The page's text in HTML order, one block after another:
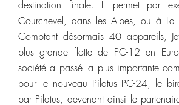
destination finale. Il permet par
Courchevel, dans les Alpes, ou à La
Comptant désormais 40 appareils,
plus grande flotte de PC-12 en
société a passé la plus importante
pour le nouveau Pilatus PC-24, le
par Pilatus, devenant ainsi le